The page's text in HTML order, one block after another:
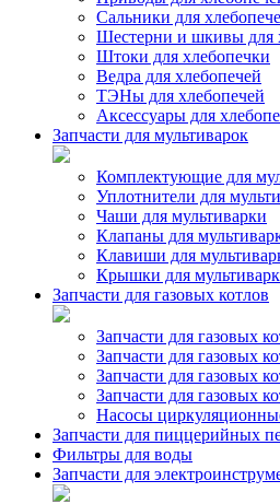
Сальники для
Шестерни и шкивы для
Штоки для хлебопечки
Ведра для хлебопечей
ТЭНы для хлебопечей
Аксессуары для
Запчасти для мультиварок
Комплектующие для
Уплотнители для
Чаши для мультиварки
Клапаны для
Клавиши для
Крышки для
Запчасти для газовых котлов
Запчасти для газовых
Запчасти для газовых
Запчасти для газовых
Запчасти для газовых
Насосы
Запчасти для пиццерийных
Фильтры для воды
Запчасти для